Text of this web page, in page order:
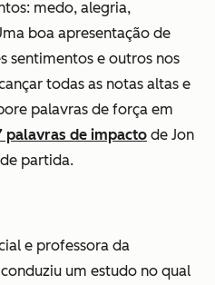
medo, alegria,
boa apresentação de
sentimentos e outros nos
todas as notas altas e
palavras de força em
palavras de impacto de Jon
partida.
e professora da
um estudo no qual